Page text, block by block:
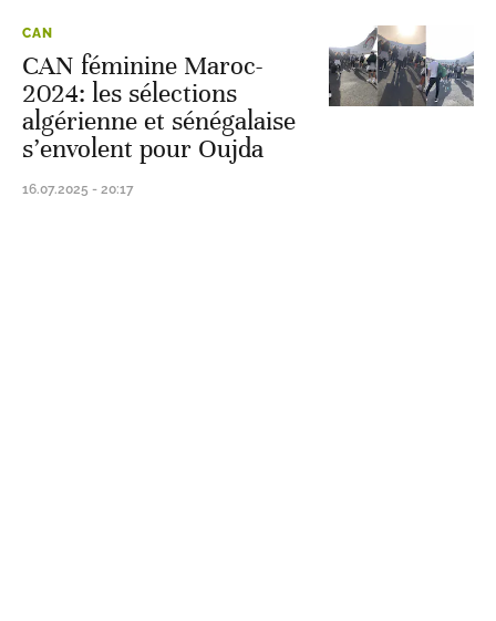
CAN
CAN féminine Maroc-
2024: les sélections
algérienne et sénégalaise
s’envolent pour Oujda
16.07.2025 - 20:17